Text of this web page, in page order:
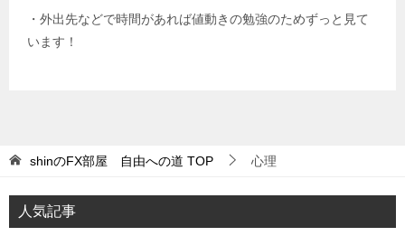
・外出先などで時間があれば値動きの勉強のためずっと見て
います！
shinのFX部屋 自由への道 TOP 心理
人気記事